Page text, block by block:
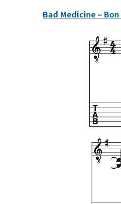
Bad Medicine –